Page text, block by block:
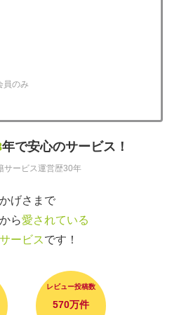
員のみ
年で安心のサービス！
サービス運営歴30年
げさまで
ら愛されている
ービスです！
レビュー投稿数
570万件